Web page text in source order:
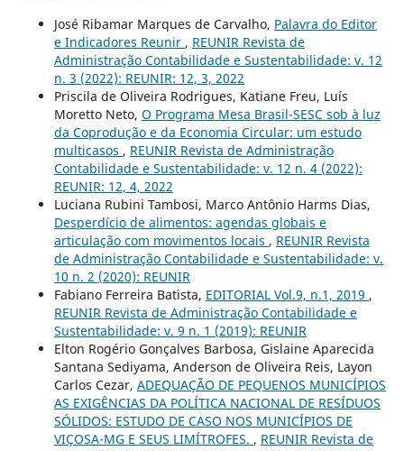
José Ribamar Marques de Carvalho, Palavra do Editor
e Indicadores Reunir , REUNIR Revista de
Administração Contabilidade e Sustentabilidade: v. 12
n. 3 (2022): REUNIR: 12, 3, 2022
Priscila de Oliveira Rodrigues, Katiane Freu, Luís
Moretto Neto, O Programa Mesa Brasil-SESC sob à luz
da Coprodução e da Economia Circular: um estudo
multicasos , REUNIR Revista de Administração
Contabilidade e Sustentabilidade: v. 12 n. 4 (2022):
REUNIR: 12, 4, 2022
Luciana Rubini Tambosi, Marco Antônio Harms Dias,
Desperdício de alimentos: agendas globais e
articulação com movimentos locais , REUNIR Revista
de Administração Contabilidade e Sustentabilidade: v.
10 n. 2 (2020): REUNIR
Fabiano Ferreira Batista, EDITORIAL Vol.9, n.1, 2019 ,
REUNIR Revista de Administração Contabilidade e
Sustentabilidade: v. 9 n. 1 (2019): REUNIR
Elton Rogério Gonçalves Barbosa, Gislaine Aparecida
Santana Sediyama, Anderson de Oliveira Reis, Layon
Carlos Cezar, ADEQUAÇÃO DE PEQUENOS MUNICÍPIOS
AS EXIGÊNCIAS DA POLÍTICA NACIONAL DE RESÍDUOS
SÓLIDOS: ESTUDO DE CASO NOS MUNICÍPIOS DE
VIÇOSA-MG E SEUS LIMÍTROFES. , REUNIR Revista de